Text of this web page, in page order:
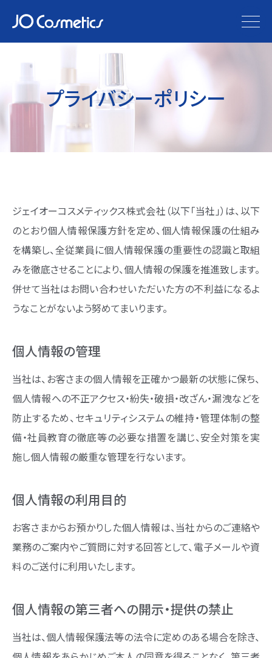
プライバシーポリシー
ジェイオーコスメティックス株式会社（以下「当社」）は、以下
のとおり個人情報保護方針を定め、個人情報保護の仕組み
を構築し、全従業員に個人情報保護の重要性の認識と取組
みを徹底させることにより、個人情報の保護を推進致します。
併せて当社はお問い合わせいただいた方の不利益になるよ
うなことがないよう努めてまいります。
個人情報の管理
当社は、お客さまの個人情報を正確かつ最新の状態に保ち、
個人情報への不正アクセス・紛失・破損・改ざん・漏洩などを
防止するため、セキュリティシステムの維持・管理体制の整
備・社員教育の徹底等の必要な措置を講じ、安全対策を実
施し個人情報の厳重な管理を行ないます。
個人情報の利用目的
お客さまからお預かりした個人情報は、当社からのご連絡や
業務のご案内やご質問に対する回答として、電子メールや資
料のご送付に利用いたします。
個人情報の第三者への開示・提供の禁止
当社は、個人情報保護法等の法令に定めのある場合を除き、